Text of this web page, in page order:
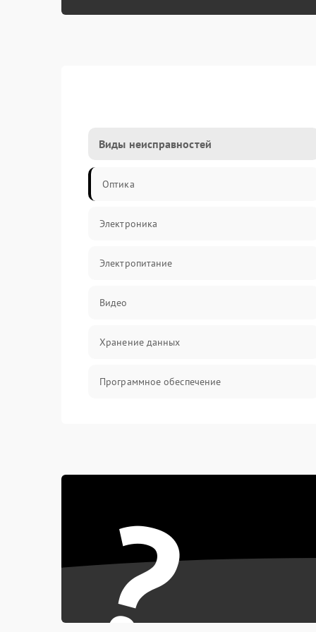
Виды неисправностей
Оптика
Электроника
Электропитание
Видео
Хранение данных
Программное обеспечение
?